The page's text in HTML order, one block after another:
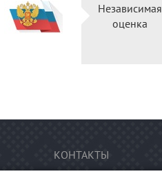
Независимая
оценка
КОНТАКТЫ